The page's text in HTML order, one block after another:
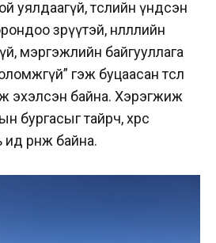
уялдаагүй, төслийн үндсэн
зөрүүтэй, нөлөөллийн
мэргэжлийн байгууллага
гэж буцаасан төсөл
эхэлсэн байна. Хэрэгжиж
бургасыг тайрч, хөрс
өрнөж байна.